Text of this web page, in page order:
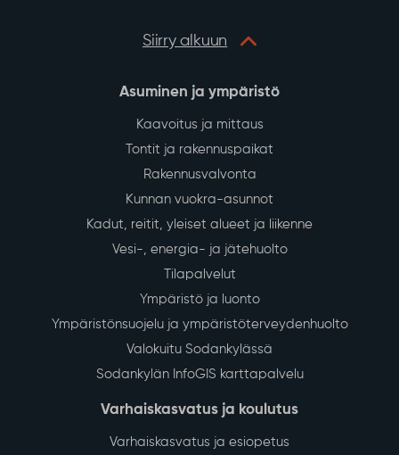
Siirry alkuun
Asuminen ja ympäristö
Kaavoitus ja mittaus
Tontit ja rakennuspaikat
Rakennusvalvonta
Kunnan vuokra-asunnot
Kadut, reitit, yleiset alueet ja liikenne
Vesi-, energia- ja jätehuolto
Tilapalvelut
Ympäristö ja luonto
Ympäristönsuojelu ja ympäristöterveydenhuolto
Valokuitu Sodankylässä
Sodankylän InfoGIS karttapalvelu
Varhaiskasvatus ja koulutus
Varhaiskasvatus ja esiopetus